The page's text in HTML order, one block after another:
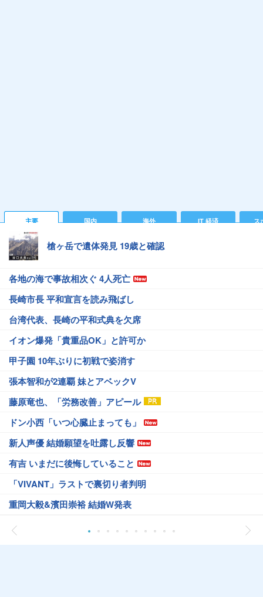
主要 国内 海外 IT 経済 ス
槍ヶ岳で遺体発見 19歳と確認
各地の海で事故相次ぐ 4人死亡
長崎市長 平和宣言を読み飛ばし
台湾代表、長崎の平和式典を欠席
イオン爆発「貴重品OK」と許可か
甲子園 10年ぶりに初戦で姿消す
張本智和が2連覇 妹とアベックV
藤原竜也、「労務改善」アピール
ドン小西「いつ心臓止まっても」
新人声優 結婚願望を吐露し反響
有吉 いまだに後悔していること
「VIVANT」ラストで裏切り者判明
重岡大毅&濱田崇裕 結婚W発表